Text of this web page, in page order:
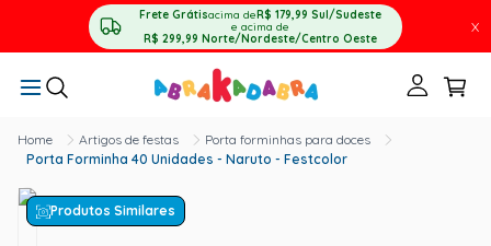
Frete Grátisacima deR$ 179,99 Sul/Sudeste
e acima de
R$ 299,99 Norte/Nordeste/Centro Oeste
X
Artigos de festas
Porta forminhas para doces
Porta Forminha 40 Unidades - Naruto - Festcolor
Produtos Similares